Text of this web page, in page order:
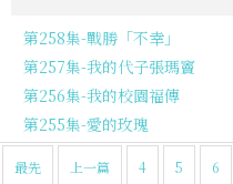
第258集-戰勝「不幸」
第257集-我的代子張瑪竇
第256集-我的校園福傳
第255集-愛的玫瑰
最先 上一篇 4 5 6